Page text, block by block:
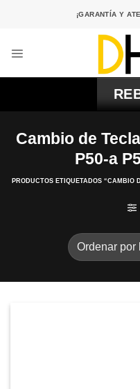
¡GARANTÍA Y
Cambio de
P50-a
PRODUCTOS ETIQUETADOS “CAMBIO